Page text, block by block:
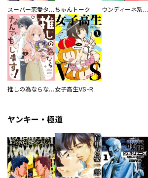
スーパー恋愛タイム！～現場でドＳな彼女は自宅でデレる～ ちゅんトーク ウンディーネ系彼氏
推しの為ならなんでもします！ 女子高生VS-R
ヤンキー・極道